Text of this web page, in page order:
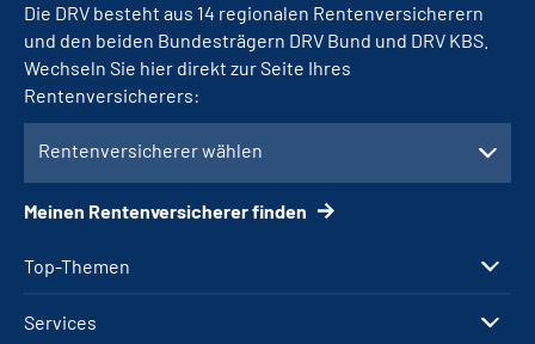
Top-Themen
Services
Die DRV besteht aus 14 regionalen Rentenversicherern
und den beiden Bundesträgern DRV Bund und DRV KBS.
Wechseln Sie hier direkt zur Seite Ihres
Rentenversicherers:
Rentenversicherer wählen
Meinen Rentenversicherer finden